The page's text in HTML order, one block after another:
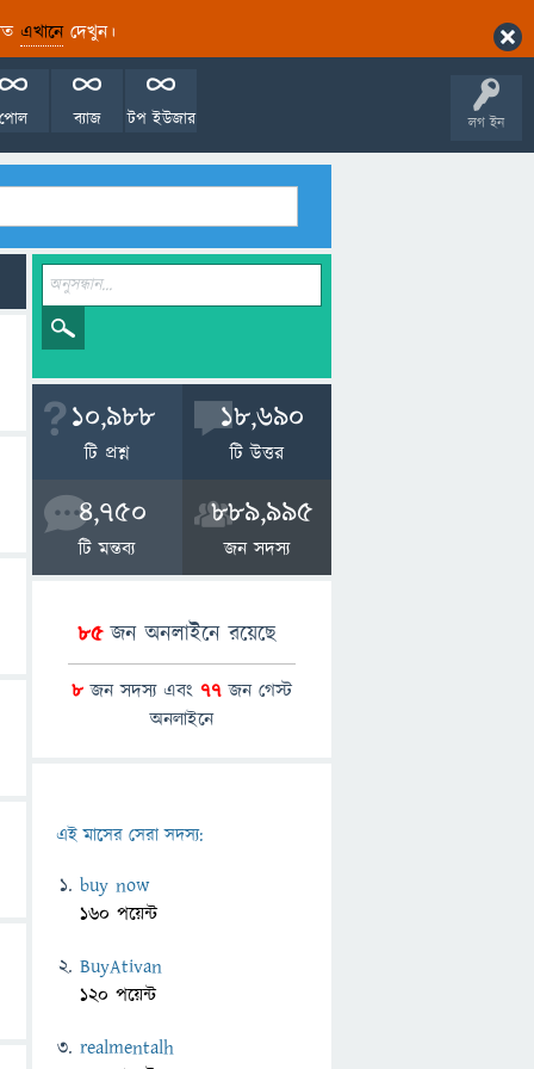
এখানেদেখুন।
লগ ইন
টপ ইউজার
ব্যাজ
পোল
10,988
টি প্রশ্ন
18,690
টি উত্তর
4,750
টি মন্তব্য
889,995
জন সদস্য
85জন অনলাইনে রয়েছে
8 জন সদস্য এবং 77 জন গেস্ট
অনলাইনে
এই মাসের সেরা সদস্য:
buy now
160 পয়েন্ট
BuyAtivan
120 পয়েন্ট
realmentalh